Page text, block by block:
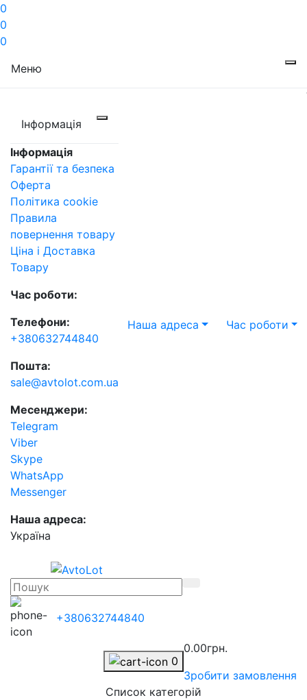
0
0
0
Меню
Інформація
Інформація
Гарантії та безпека
Оферта
Політика cookie
Правила
повернення товару
Ціна і Доставка
Товару
Час роботи:
Телефони:
+380632744840
Пошта:
sale@avtolot.com.ua
Месенджери:
Telegram
Viber
Skype
WhatsApp
Messenger
Наша адреса:
Українa
Наша адреса Час роботи
+380632744840
0
0.00грн.
Зробити замовлення
Список категорій